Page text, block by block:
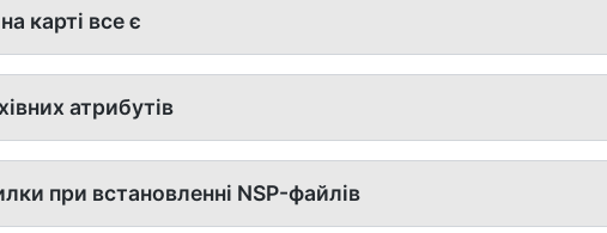
карті все є
атрибутів
при встановленні NSP-файлів